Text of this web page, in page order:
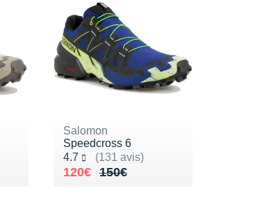
Salomon
Speedcross 6
4.7
(131 avis)
Noté 4.7 sur 5
150€
Au lieu de 150€
120€
Vendu 120€